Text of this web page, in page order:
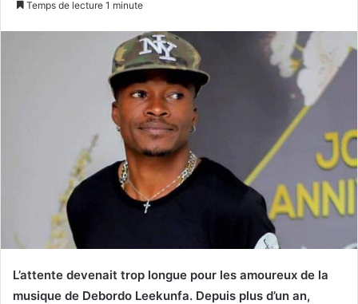
Temps de lecture 1 minute
L’attente devenait trop longue pour les amoureux de la
musique de Debordo Leekunfa. Depuis plus d’un an,